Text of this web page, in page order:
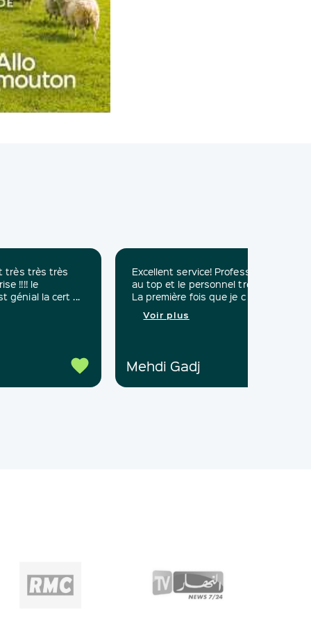
très très très
!!!! le
génial la cert ...
Excellent service! Professionnalisme
au top et le personnel très agréable.
La première fois que je c ...
Voir plus
Mehdi Gadj